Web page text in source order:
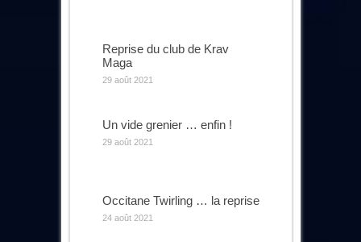
Reprise du club de Krav
Maga
29 août 2021
Un vide grenier … enfin !
29 août 2021
Occitane Twirling … la reprise
24 août 2021